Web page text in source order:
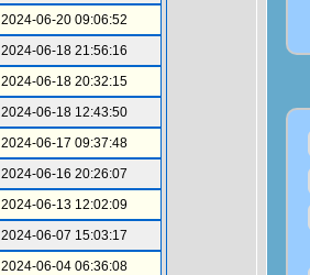
2024-06-20 09:06:52
2024-06-18 21:56:16
2024-06-18 20:32:15
2024-06-18 12:43:50
2024-06-17 09:37:48
2024-06-16 20:26:07
2024-06-13 12:02:09
2024-06-07 15:03:17
2024-06-04 06:36:08